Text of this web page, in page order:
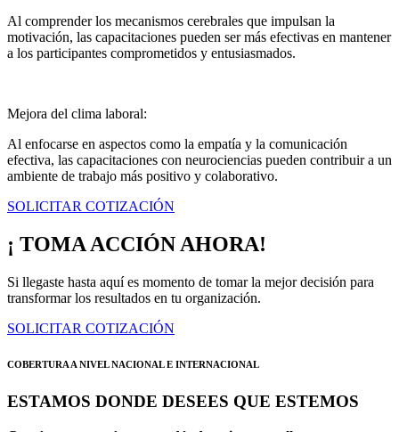
Al comprender los mecanismos cerebrales que impulsan la
motivación, las capacitaciones pueden ser más efectivas en mantener
a los participantes comprometidos y entusiasmados.
Mejora del clima laboral:
Al enfocarse en aspectos como la empatía y la comunicación
efectiva, las capacitaciones con neurociencias pueden contribuir a un
ambiente de trabajo más positivo y colaborativo.
SOLICITAR COTIZACIÓN
¡ TOMA ACCIÓN AHORA!
Si llegaste hasta aquí es momento de tomar la mejor decisión para
transformar los resultados en tu organización.
SOLICITAR COTIZACIÓN
COBERTURA A NIVEL NACIONAL E INTERNACIONAL
ESTAMOS DONDE DESEES QUE ESTEMOS